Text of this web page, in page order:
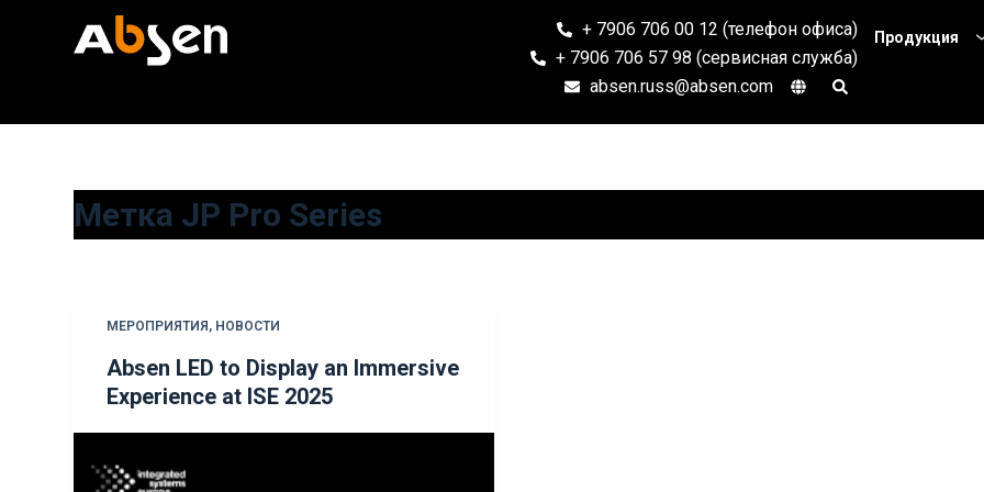
+ 7906 706 00 12 (телефон офиса)
+ 7906 706 57 98 (сервисная служба)
absen.russ@absen.com
Продукция
Метка JP Pro Series
МЕРОПРИЯТИЯ , НОВОСТИ
Absen LED to Display an Immersive
Experience at ISE 2025